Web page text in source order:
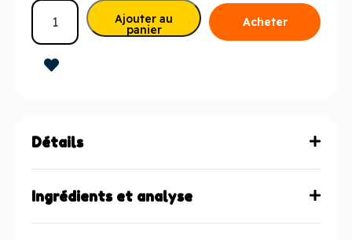
Ajouter au
panier
Acheter
Détails
Ingrédients et analyse